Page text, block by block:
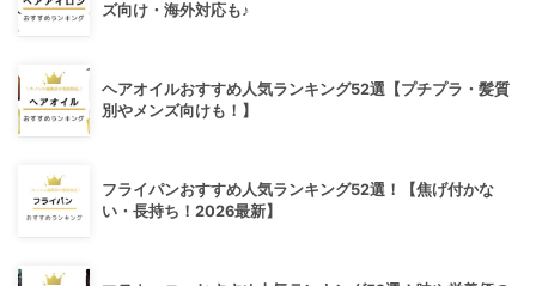
ズ向け・海外対応も♪
ヘアオイルおすすめ人気ランキング52選【プチプラ・髪質
別やメンズ向けも！】
フライパンおすすめ人気ランキング52選！【焦げ付かな
い・長持ち！2026最新】